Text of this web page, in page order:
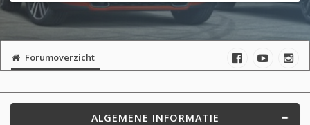
Forumoverzicht
ALGEMENE INFORMATIE